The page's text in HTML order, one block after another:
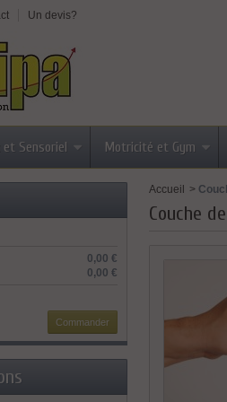
Un devis?
et Sensoriel Motricité et Gym
0,00 €
0,00 €
Commander
Accueil >
Couche